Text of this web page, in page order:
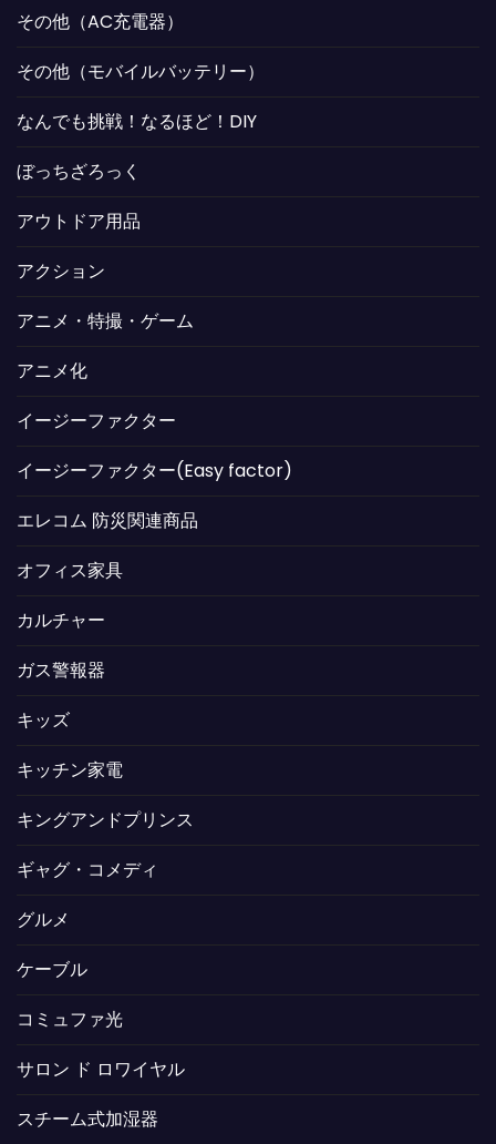
その他（AC充電器）
その他（モバイルバッテリー）
なんでも挑戦！なるほど！DIY
ぼっちざろっく
アウトドア用品
アクション
アニメ・特撮・ゲーム
アニメ化
イージーファクター
イージーファクター(Easy factor)
エレコム 防災関連商品
オフィス家具
カルチャー
ガス警報器
キッズ
キッチン家電
キングアンドプリンス
ギャグ・コメディ
グルメ
ケーブル
コミュファ光
サロン ド ロワイヤル
スチーム式加湿器